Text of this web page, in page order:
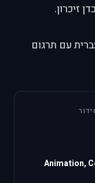
זיכרון.
עם תרגום
Animation,